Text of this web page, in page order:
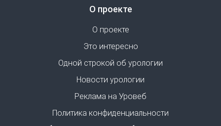
О проекте
О проекте
Это интересно
Одной строкой об урологии
Новости урологии
Реклама на Уровеб
Политика конфиденциальности